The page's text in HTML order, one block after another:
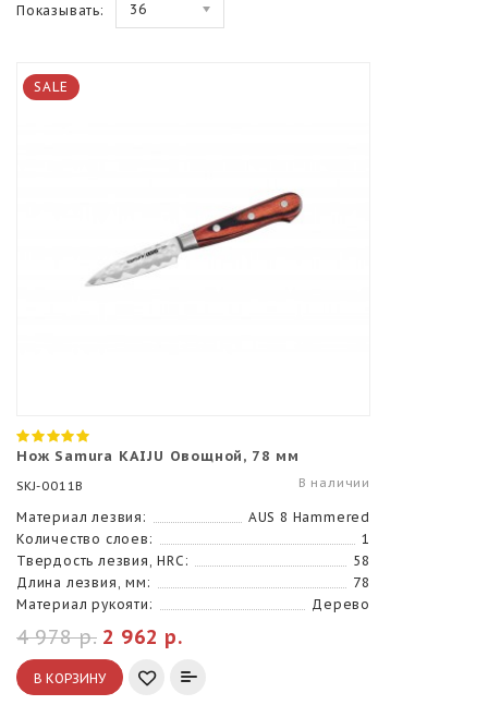
Показывать: 36
SALE
Нож Samura KAIJU Овощной, 78 мм
SKJ-0011B В наличии
Материал лезвия:
AUS 8 Hammered
Количество слоев:
1
Твердость лезвия, HRC:
58
Длина лезвия, мм:
78
Материал рукояти:
Дерево
2 962 р.
4 978 р.
В КОРЗИНУ